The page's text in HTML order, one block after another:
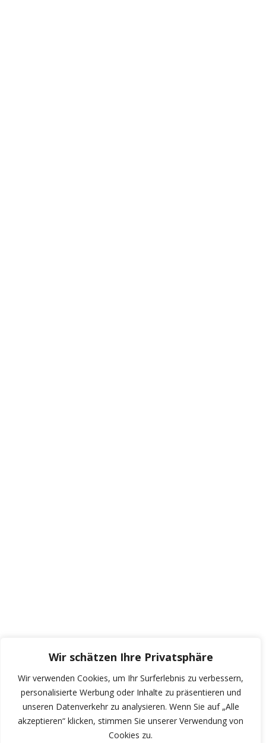
Wir schätzen Ihre Privatsphäre
Wir verwenden Cookies, um Ihr Surferlebnis zu verbessern,
personalisierte Werbung oder Inhalte zu präsentieren und
unseren Datenverkehr zu analysieren. Wenn Sie auf „Alle
akzeptieren“ klicken, stimmen Sie unserer Verwendung von
Cookies zu.